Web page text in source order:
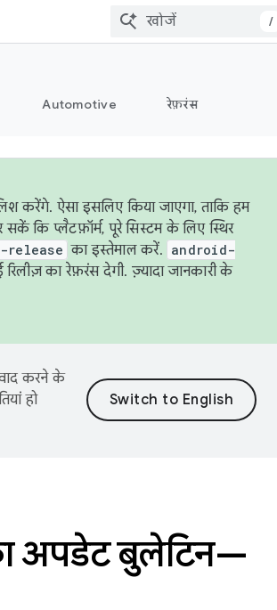
/
Automotive रेफ़रंस
करेंगे. ऐसा इसलिए किया जाएगा, ताकि हम
कि प्लैटफ़ॉर्म, पूरे सिस्टम के लिए स्थिर
release का इस्तेमाल करें. android-
का रेफ़रंस देगी. ज़्यादा जानकारी के
करने के
हो
अपडेट बुलेटिन—